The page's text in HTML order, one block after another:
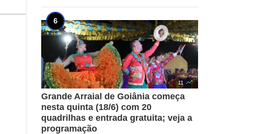
11 
Grande Arraial de Goiânia começa
nesta quinta (18/6) com 20
quadrilhas e entrada gratuita; veja a
programação